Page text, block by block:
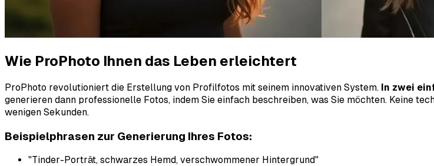
Wie ProPhoto Ihnen das Leben erleichtert
ProPhoto revolutioniert die Erstellung von Profilfotos mit seinem innovativen System. In zwei
generieren dann professionelle Fotos, indem Sie einfach beschreiben, was Sie möchten. Keine
wenigen Sekunden.
Beispielphrasen zur Generierung Ihres Fotos:
"Tinder-Porträt, schwarzes Hemd, verschwommener Hintergrund"